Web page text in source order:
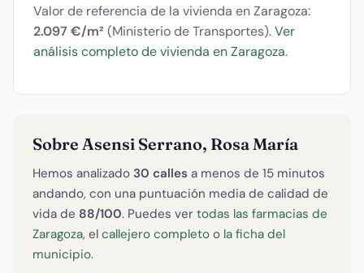
Valor de referencia de la vivienda en Zaragoza:
2.097 €/m² (Ministerio de Transportes).Ver
análisis completo de vivienda en Zaragoza.
Sobre Asensi Serrano, Rosa María
Hemos analizado 30 calles a menos de 15 minutos
andando, con una puntuación media de calidad de
vida de 88/100. Puedes ver todas las farmacias de
Zaragoza, el callejero completo o la ficha del
municipio.